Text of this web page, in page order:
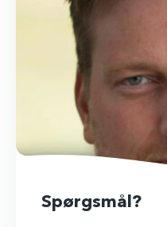
Spørgsmål?